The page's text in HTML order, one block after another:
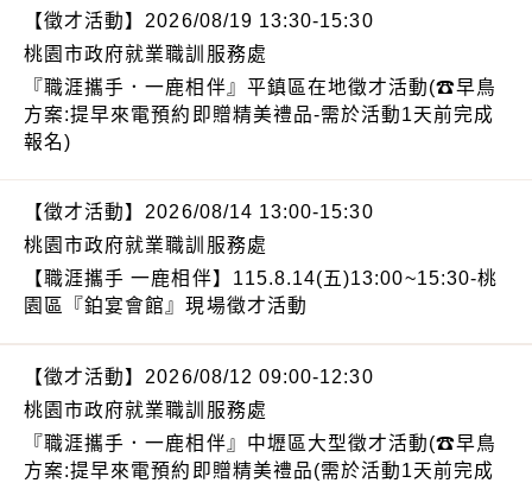
【徵才活動】2026/08/19 13:30-15:30
桃園市政府就業職訓服務處
『職涯攜手．一鹿相伴』平鎮區在地徵才活動(☎早鳥
方案:提早來電預約即贈精美禮品-需於活動1天前完成
報名)
【徵才活動】2026/08/14 13:00-15:30
桃園市政府就業職訓服務處
【職涯攜手 一鹿相伴】115.8.14(五)13:00~15:30-桃
園區『鉑宴會館』現場徵才活動
【徵才活動】2026/08/12 09:00-12:30
桃園市政府就業職訓服務處
『職涯攜手．一鹿相伴』中壢區大型徵才活動(☎早鳥
方案:提早來電預約即贈精美禮品(需於活動1天前完成